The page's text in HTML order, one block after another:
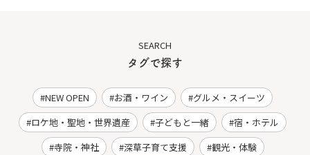
SEARCH
タグで探す
NEW OPEN お酒・ワイン
グルメ・スイーツ
ロケ地・聖地・世界遺産
子どもと一緒
宿・ホテル
寺院・神社
深草子育て支援
観光・体験